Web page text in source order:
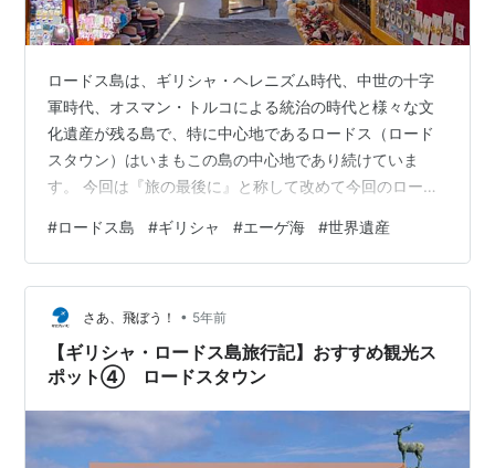
ロードス島は、ギリシャ・ヘレニズム時代、中世の十字
軍時代、オスマン・トルコによる統治の時代と様々な文
化遺産が残る島で、特に中心地であるロードス（ロード
スタウン）はいまもこの島の中心地であり続けていま
す。 今回は『旅の最後に』と称して改めて今回のロード
ポットなどもピックアップできればと思います。 ロード
ス島について ロードス島へのアクセスおよび島内での移
動 ロードス島の観光ポイント ロードスタウン リンドス
サンピカ修道院 ロードス・アクロポリス カメイロスのア
クロポリス クリティニア城址 モノリトス城址 ギリシャ
正教の教会や修道院 蝶の谷 旅行…
#ロードス島 #ギリシャ #エーゲ海 #世界遺産
さあ、飛ぼう！ • 5年前
【ギリシャ・ロードス島旅行記】おすすめ観光ス
ポット④ ロードスタウン